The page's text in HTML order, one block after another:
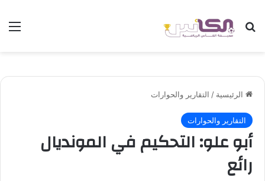
بحث عن
الرئيسية / التقارير والحوارات
التقارير والحوارات
أبو علو: التحكيم في المونديال
رائع